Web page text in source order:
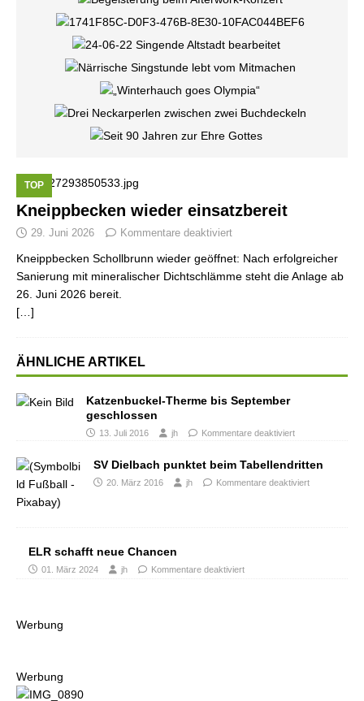
TOP
Kneippbecken wieder einsatzbereit
29. Juni 2026 Kommentare deaktiviert
Kneippbecken Schollbrunn wieder geöffnet: Nach erfolgreicher
Sanierung mit mineralischer Dichtschlämme steht die Anlage ab
26. Juni 2026 bereit.
[…]
ÄHNLICHE ARTIKEL
Katzenbuckel-Therme bis September
geschlossen
13. Juli 2016 jh Kommentare deaktiviert
SV Dielbach punktet beim Tabellendritten
20. März 2016 jh Kommentare deaktiviert
ELR schafft neue Chancen
01. März 2024 jh Kommentare deaktiviert
Werbung
Werbung